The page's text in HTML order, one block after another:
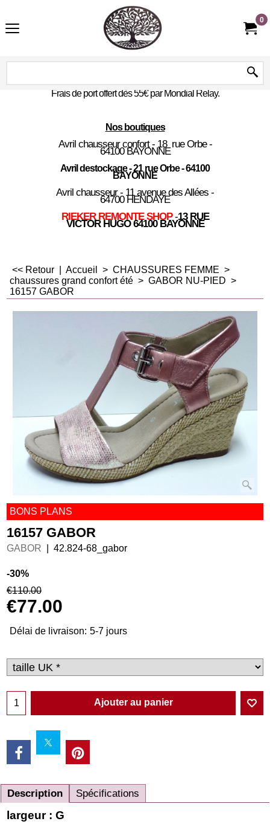
0
Frais de port offert dès 55€ par Mondial Relay.
Nos boutiques
Avril chausseur confort - 18 rue Orbe -
64100 BAYONNE
Avril destockage - 21 rue Orbe - 64100
BAYONNE
Avril chausseur - 11 avenue des Allées -
64700 HENDAYE
RIEKER REMONTE SHOP -13 RUE
VICTOR HUGO 64100 BAYONNE
<< Retour Accueil > CHAUSSURES FEMME >
chaussures grand confort été > GABOR NU-PIED >
16157 GABOR
BONS PLANS
16157 GABOR
GABOR 42.824-68_gabor
-30%
€110.00
€77.00
Délai de livraison: 5-7 jours
Ajouter au panier
Description Spécifications
largeur : G